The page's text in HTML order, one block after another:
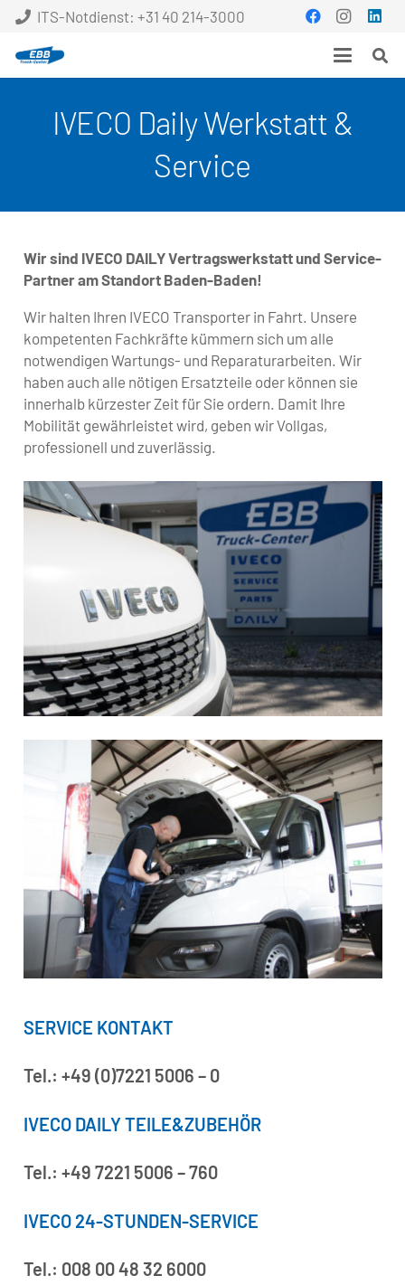
ITS-Notdienst: +31 40 214-3000
IVECO Daily Werkstatt &
Service
Wir sind IVECO DAILY Vertragswerkstatt und Service-
Partner am Standort Baden-Baden!
Wir halten Ihren IVECO Transporter in Fahrt. Unsere
kompetenten Fachkräfte kümmern sich um alle
notwendigen Wartungs- und Reparaturarbeiten. Wir
haben auch alle nötigen Ersatzteile oder können sie
innerhalb kürzester Zeit für Sie ordern. Damit Ihre
Mobilität gewährleistet wird, geben wir Vollgas,
professionell und zuverlässig.
SERVICE KONTAKT
Tel.: +49 (0)7221 5006 – 0
IVECO DAILY TEILE&ZUBEHÖR
Tel.: +49 7221 5006 – 760
IVECO 24-STUNDEN-SERVICE
Tel.: 008 00 48 32 6000